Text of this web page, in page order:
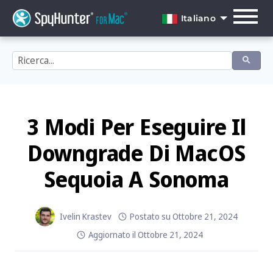
content
Italiano
English
Français
Italiano
Nederlands
Norsk
Português
3 Modi Per Eseguire Il
Downgrade Di MacOS
Sequoia A Sonoma
Ivelin Krastev Postato su Ottobre 21, 2024
Aggiornato il Ottobre 21, 2024